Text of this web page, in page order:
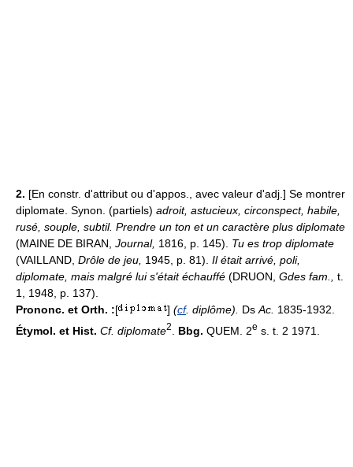
2. [En constr. d'attribut ou d'appos., avec valeur d'adj.] Se montrer
diplomate. Synon. (partiels) adroit, astucieux, circonspect, habile,
rusé, souple, subtil. Prendre un ton et un caractère plus diplomate
(MAINE DE BIRAN, Journal, 1816, p. 145). Tu es trop diplomate
(VAILLAND, Drôle de jeu, 1945, p. 81). Il était arrivé, poli,
diplomate, mais malgré lui s'était échauffé (DRUON, Gdes fam., t.
1, 1948, p. 137).
Prononc. et Orth. :[ ] (cf. diplôme). Ds Ac. 1835-1932.
Étymol. et Hist. Cf. diplomate2 Bbg. QUEM. 2e s. t. 2 1971.